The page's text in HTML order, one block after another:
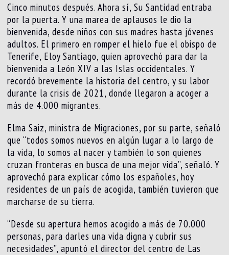
Cinco minutos después. Ahora sí, Su Santidad entraba
por la puerta. Y una marea de aplausos le dio la
bienvenida, desde niños con sus madres hasta jóvenes
adultos. El primero en romper el hielo fue el obispo de
Tenerife, Eloy Santiago, quien aprovechó para dar la
bienvenida a León XIV a las Islas occidentales. Y
recordó brevemente la historia del centro, y su labor
durante la crisis de 2021, donde llegaron a acoger a
más de 4.000 migrantes.
Elma Saiz, ministra de Migraciones, por su parte, señaló
que “todos somos nuevos en algún lugar a lo largo de
la vida, lo somos al nacer y también lo son quienes
cruzan fronteras en busca de una mejor vida”, señaló. Y
aprovechó para explicar cómo los españoles, hoy
residentes de un país de acogida, también tuvieron que
marcharse de su tierra.
“Desde su apertura hemos acogido a más de 70.000
personas, para darles una vida digna y cubrir sus
necesidades”, apuntó el director del centro de Las